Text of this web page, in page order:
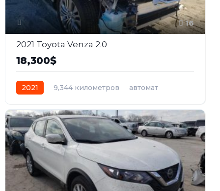
16
2021 Toyota Venza 2.0
18,300$
2021 9,344 километров
автомат